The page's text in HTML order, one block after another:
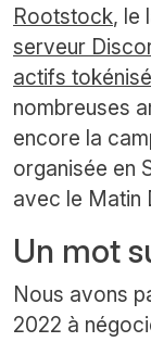
Rootstock, le
serveur
actifs
nombreuses
encore la
organisée en
avec le Matin
Un mot
Nous avons
2022 à